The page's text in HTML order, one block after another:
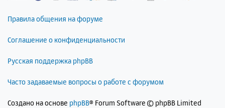
Правила общения на форуме
Соглашение о конфиденциальности
Русская поддержка phpBB
Часто задаваемые вопросы о работе с форумом
Создано на основе phpBB® Forum Software © phpBB Limited